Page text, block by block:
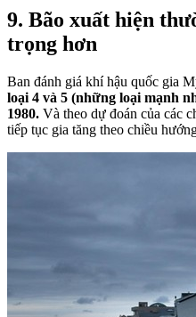
9. Bão xuất hiện
trọng hơn
Ban đánh giá khí hậu quốc gia
loại 4 và 5 (những loại mạnh
1980. Và theo dự đoán của các
tiếp tục gia tăng theo chiều